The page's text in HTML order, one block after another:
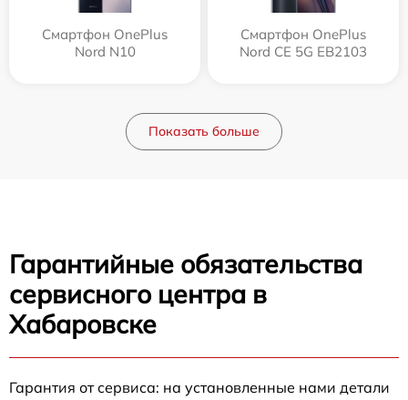
Смартфон OnePlus
Nord N10
Смартфон OnePlus
Nord CE 5G EB2103
Показать больше
Гарантийные обязательства
сервисного центра в
Хабаровске
Гарантия от сервиса: на установленные нами детали